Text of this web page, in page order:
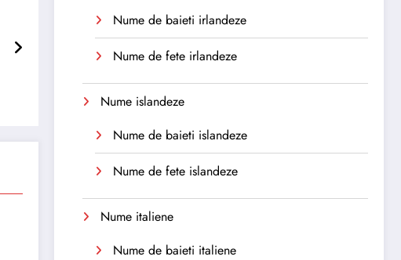
Nume de baieti irlandeze
Nume de fete irlandeze
Nume islandeze
Nume de baieti islandeze
Nume de fete islandeze
Nume italiene
Nume de baieti italiene